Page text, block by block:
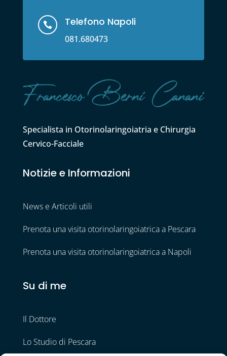
 Telefono Napoli
081.680473
Specialista in Otorinolaringoiatria e Chirurgia
Cervico-Facciale
Notizie e Informazioni
News e Articoli utili
Prenota una visita otorinolaringoiatrica a Pescara
Prenota una visita otorinolaringoiatrica a Napoli
Su di me
Il Dottore
Lo Studio di Pescara